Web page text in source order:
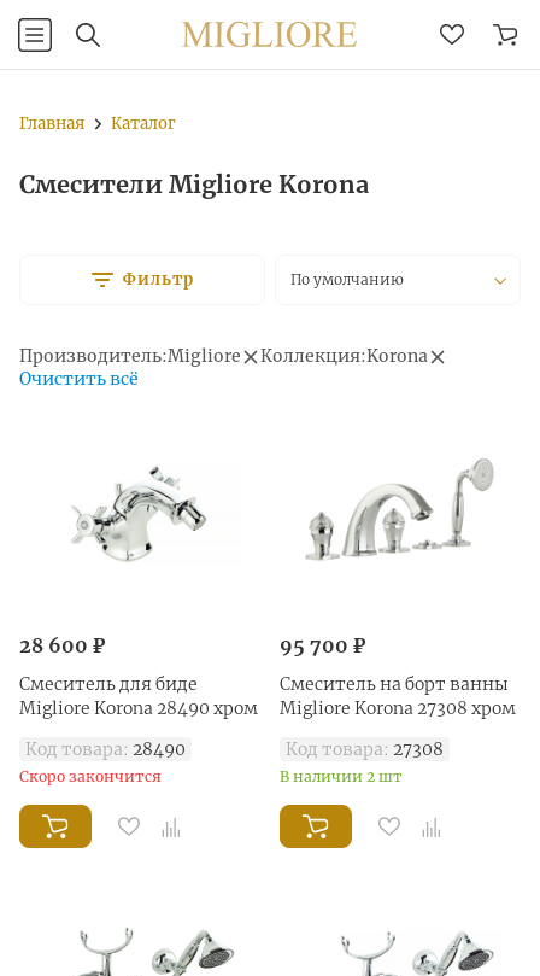
Главная Каталог
Смесители Migliore Korona
Фильтр По умолчанию
Производитель:Migliore Коллекция:Korona
Очистить всё
28 600 ₽
Смеситель для биде
Migliore Korona 28490 хром
Код товара: 28490
Скоро закончится
95 700 ₽
Смеситель на борт ванны
Migliore Korona 27308 хром
Код товара: 27308
В наличии 2 шт